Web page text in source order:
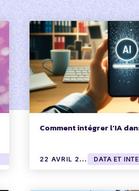
Comment intégrer l’IA
2
2 AVRIL 2024 DATA ET